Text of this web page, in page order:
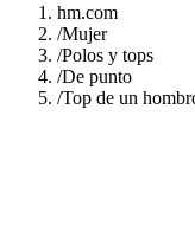
hm.com
/Mujer
/Polos y tops
/De punto
/Top de un